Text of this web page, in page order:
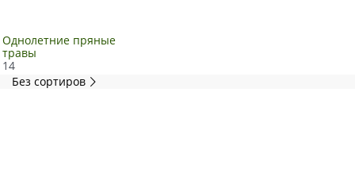
Однолетние пряные
травы
14
Без сортиров